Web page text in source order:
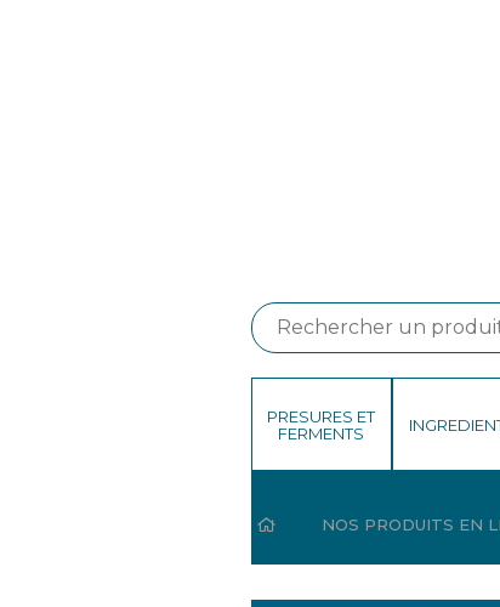
PRESURES ET
FERMENTS
HOME NOS PRODUITS EN